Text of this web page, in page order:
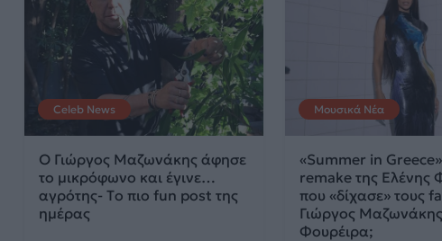
Celeb News
Ο Γιώργος Μαζωνάκης άφησε
το μικρόφωνο και έγινε…
αγρότης- Tο πιο fun post της
ημέρας
Μουσικά Νέα
«Summer in
remake της Ελένης
που «δίχασε» τους
Γιώργος
Φουρέιρα;